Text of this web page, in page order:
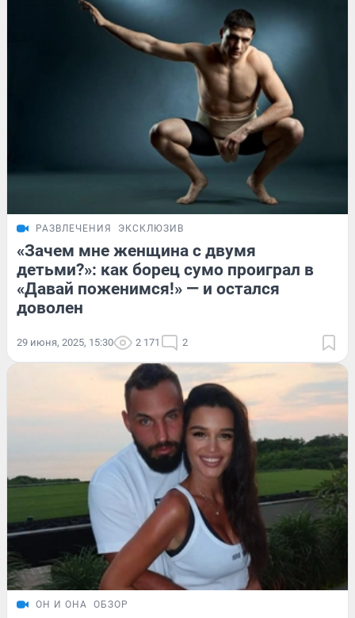
РАЗВЛЕЧЕНИЯ ЭКСКЛЮЗИВ
«Зачем мне женщина с двумя
детьми?»: как борец сумо проиграл в
«Давай поженимся!» — и остался
доволен
29 июня, 2025, 15:30 2 171 2
ОН И ОНА ОБЗОР